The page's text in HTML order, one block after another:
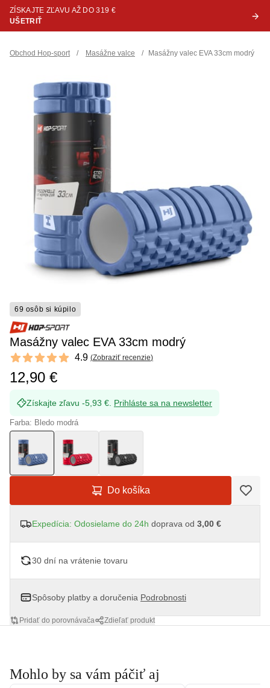
ZÍSKAJTE ZĽAVU AŽ DO 319 €
UŠETRIŤ
Obchod Hop-sport / Masážne valce / Masážny valec EVA 33cm modrý
69 osôb si kúpilo
Masážny valec EVA 33cm modrý
Reviews
4.9 out of 5 stars 4.9 (Zobraziť recenzie)
12,90 €
Získajte zľavu -5,93 €. Prihláste sa na newsletter
Farba: Bledo modrá
Do košíka
Expedícia: Odosielame do 24h doprava od 3,00 €
30 dní na vrátenie tovaru
Spôsoby platby a doručenia Podrobnosti
Pridať do porovnávača Zdieľať produkt
Mohlo by sa vám páčiť aj